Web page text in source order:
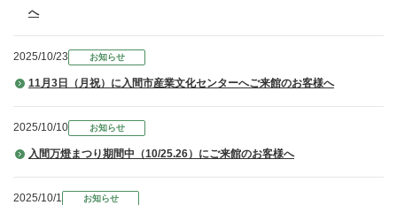
へ
2025/10/23 お知らせ
11月3日（月祝）に入間市産業文化センターへご来館のお客様へ
2025/10/10 お知らせ
入間万燈まつり期間中（10/25.26）にご来館のお客様へ
2025/10/1 お知らせ